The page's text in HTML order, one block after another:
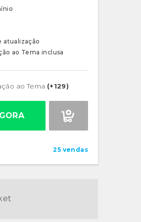
atualização
ao Tema inclusa
ao Tema (+129)
25 vendas